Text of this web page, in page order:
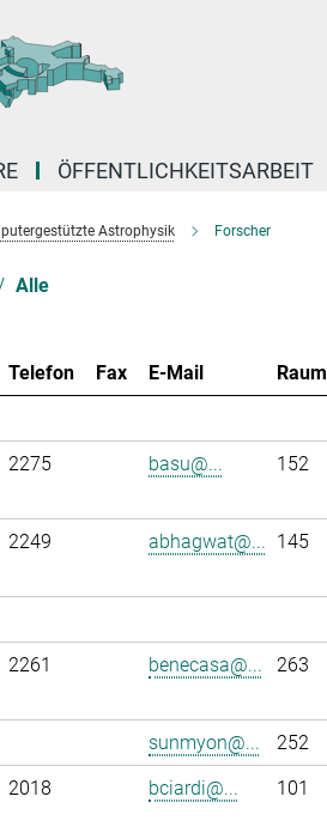
ÖFFENTLICHKEITSARBEIT
Astrophysik Forscher
Alle
Telefon Fax E-Mail Raum
2275 basu@...
152
2249 abhagwat@... 145
2261 benecasa@... 263
sunmyon@...
252
2018 bciardi@... 101